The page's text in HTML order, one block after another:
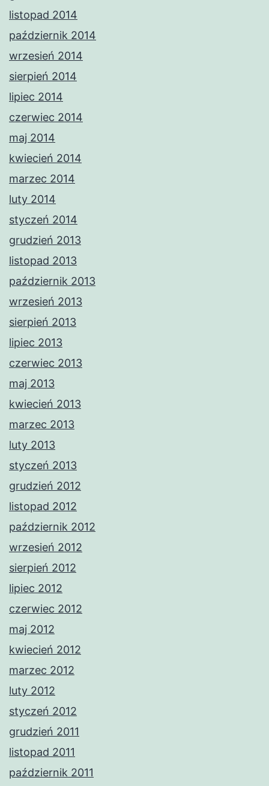
listopad 2014
październik 2014
wrzesień 2014
sierpień 2014
lipiec 2014
czerwiec 2014
maj 2014
kwiecień 2014
marzec 2014
luty 2014
styczeń 2014
grudzień 2013
listopad 2013
październik 2013
wrzesień 2013
sierpień 2013
lipiec 2013
czerwiec 2013
maj 2013
kwiecień 2013
marzec 2013
luty 2013
styczeń 2013
grudzień 2012
listopad 2012
październik 2012
wrzesień 2012
sierpień 2012
lipiec 2012
czerwiec 2012
maj 2012
kwiecień 2012
marzec 2012
luty 2012
styczeń 2012
grudzień 2011
listopad 2011
październik 2011